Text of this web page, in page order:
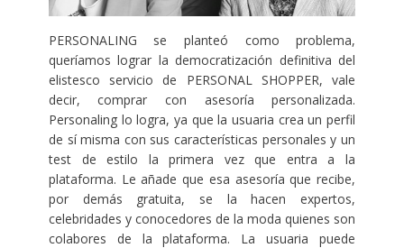
PERSONALING se planteó como problema,
queríamos lograr la democratización definitiva del
elistesco servicio de PERSONAL SHOPPER, vale
decir, comprar con asesoría personalizada.
Personaling lo logra, ya que la usuaria crea un perfil
de sí misma con sus características personales y un
test de estilo la primera vez que entra a la
plataforma. Le añade que esa asesoría que recibe,
por demás gratuita, se la hacen expertos,
celebridades y conocedores de la moda quienes son
colabores de la plataforma. La usuaria puede